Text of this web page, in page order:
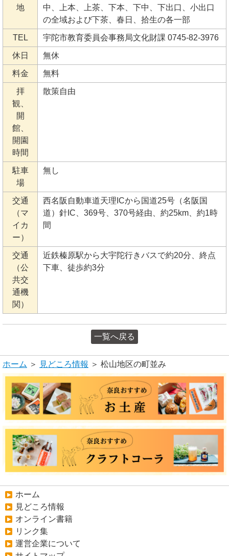
地
中、上本、上茶、下本、下中、下出口、小出口
の全域および下茶、春日、拾生の各一部
TEL 宇陀市教育委員会事務局文化財課 0745-82-3976
休日 無休
料金 無料
拝
観、
開
館、
開園
時間
散策自由
駐車
場
無し
交通
（マ
イカ
ー）
西名阪自動車道天理ICから国道25号（名阪国
道）針IC、369号、370号経由、約25km、約1時
間
交通
（公
共交
通機
関）
近鉄榛原駅から大宇陀行きバスで約20分、終点
下車、徒歩約3分
一覧へ戻る
ホーム ＞ 見どころ情報 ＞ 松山地区の町並み
ホーム
見どころ情報
オンライン書籍
リンク集
運営企業について